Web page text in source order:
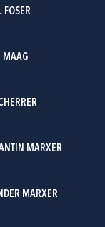
FOSER
MAAG
MARXER
MARXER